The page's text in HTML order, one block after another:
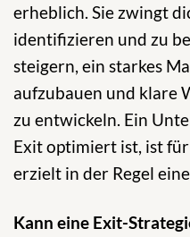
erheblich. Sie zwingt
identifizieren und zu
steigern, ein starkes
aufzubauen und klare
zu entwickeln. Ein
Exit optimiert ist, ist
erzielt in der Regel
Kann eine Exit-